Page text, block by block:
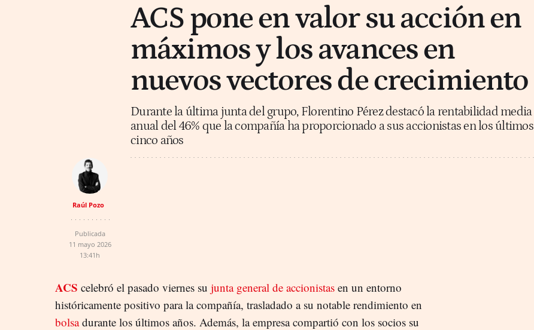
ACS pone en valor su acción en
máximos y los avances en
nuevos vectores de crecimiento
Durante la última junta del grupo, Florentino Pérez destacó la rentabilidad media
anual del 46% que la compañía ha proporcionado a sus accionistas en los últimos
cinco años
Raúl Pozo
Publicada
11 mayo 2026
13:41h
ACS celebró el pasado viernes su junta general de accionistas en un entorno
históricamente positivo para la compañía, trasladado a su notable rendimiento en
bolsadurante los últimos años. Además, la empresa compartió con los socios su